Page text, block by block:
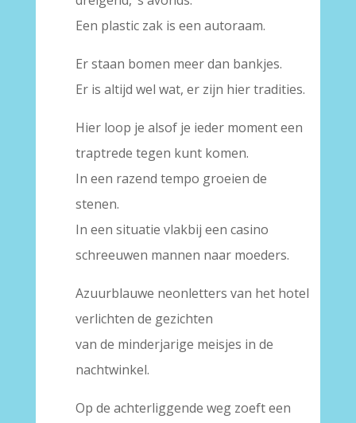
Een plastic zak is een autoraam.
Er staan bomen meer dan bankjes.
Er is altijd wel wat, er zijn hier tradities.
Hier loop je alsof je ieder moment een
traptrede tegen kunt komen.
In een razend tempo groeien de
stenen.
In een situatie vlakbij een casino
schreeuwen mannen naar moeders.
Azuurblauwe neonletters van het hotel
verlichten de gezichten
van de minderjarige meisjes in de
nachtwinkel.
Op de achterliggende weg zoeft een